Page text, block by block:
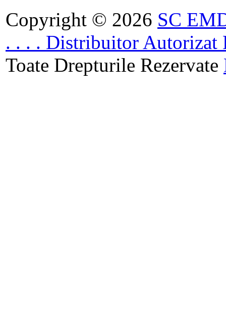
Copyright © 2026 SC
. . . . Distribuitor Autorizat
Toate Drepturile Rezervate